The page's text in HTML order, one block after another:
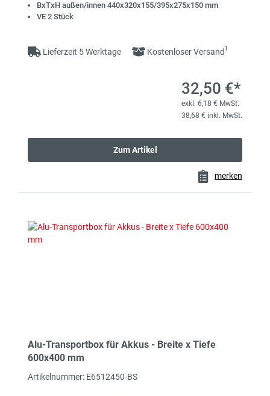
BxTxH außen/innen 440x320x155/395x275x150 mm
VE 2 Stück
Lieferzeit 5 Werktage Kostenloser Versand1
32,50 €*
exkl. 6,18 € MwSt.
38,68 € inkl. MwSt.
Zum Artikel
merken
Alu-Transportbox für Akkus - Breite x Tiefe
600x400 mm
Artikelnummer: E6512450-BS